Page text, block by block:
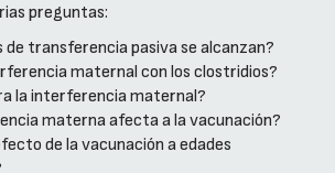
preguntas:
de transferencia pasiva se alcanzan?
maternal con los clostridios?
la interferencia maternal?
materna afecta a la vacunación?
de la vacunación a edades